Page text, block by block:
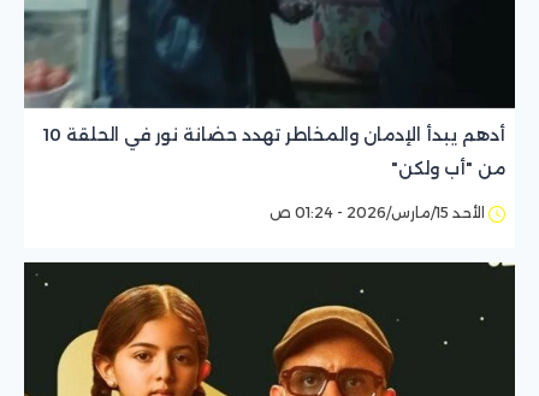
أدهم يبدأ الإدمان والمخاطر تهدد حضانة نور في الحلقة 10
من "أب ولكن"
الأحد 15/مارس/2026 - 01:24 ص